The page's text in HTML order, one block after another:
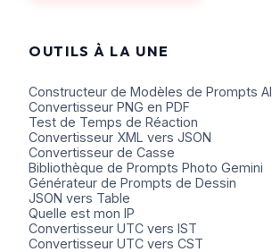
OUTILS À LA UNE
Constructeur de Modèles de Prompts AI
Convertisseur PNG en PDF
Test de Temps de Réaction
Convertisseur XML vers JSON
Convertisseur de Casse
Bibliothèque de Prompts Photo Gemini
Générateur de Prompts de Dessin
JSON vers Table
Quelle est mon IP
Convertisseur UTC vers IST
Convertisseur UTC vers CST